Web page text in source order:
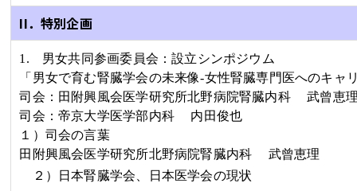
II．特別企画
1. 男女共同参画委員会：設立シンポジウム
「男女で育む腎臓学会の未来像-女性腎臓専門医へのキャ
司会：田附興風会医学研究所北野病院腎臓内科 武曾恵
司会：帝京大学医学部内科 内田俊也
１）司会の言葉
田附興風会医学研究所北野病院腎臓内科 武曾恵理
２）日本腎臓学会、日本医学会の現状